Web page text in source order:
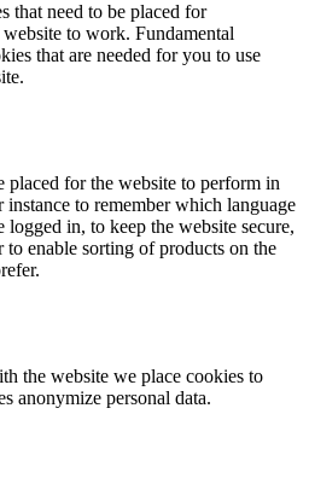
that need to be placed for
to work. Fundamental
that are needed for you to use
placed for the website to perform in
to remember which language
in, to keep the website secure,
enable sorting of products on the
the website we place cookies to
anonymize personal data.